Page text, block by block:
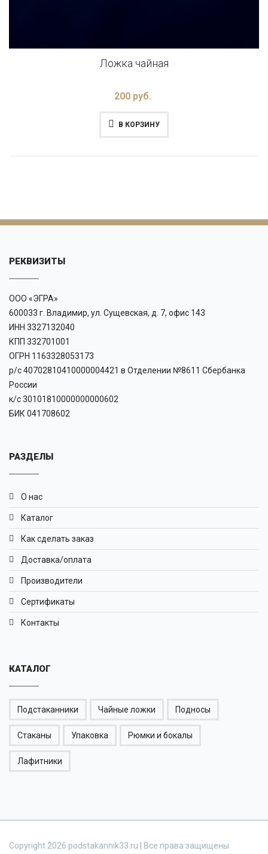
Ложка чайная
200 руб.
В КОРЗИНУ
РЕКВИЗИТЫ
ООО «ЭГРА»
600033 г. Владимир, ул. Сущевская, д. 7, офис 143
ИНН 3327132040
КПП 332701001
ОГРН 1163328053173
р/с 40702810410000004421 в Отделении №8611 Сбербанка
России
к/с 30101810000000000602
БИК 041708602
РАЗДЕЛЫ
О нас
Каталог
Как сделать заказ
Доставка/оплата
Производители
Сертификаты
Контакты
КАТАЛОГ
Подстаканники Чайные ложки Подносы
Стаканы Упаковка Рюмки и бокалы
Лафитники
Copyright 2026 podstakannik33.ru | Все права защищены